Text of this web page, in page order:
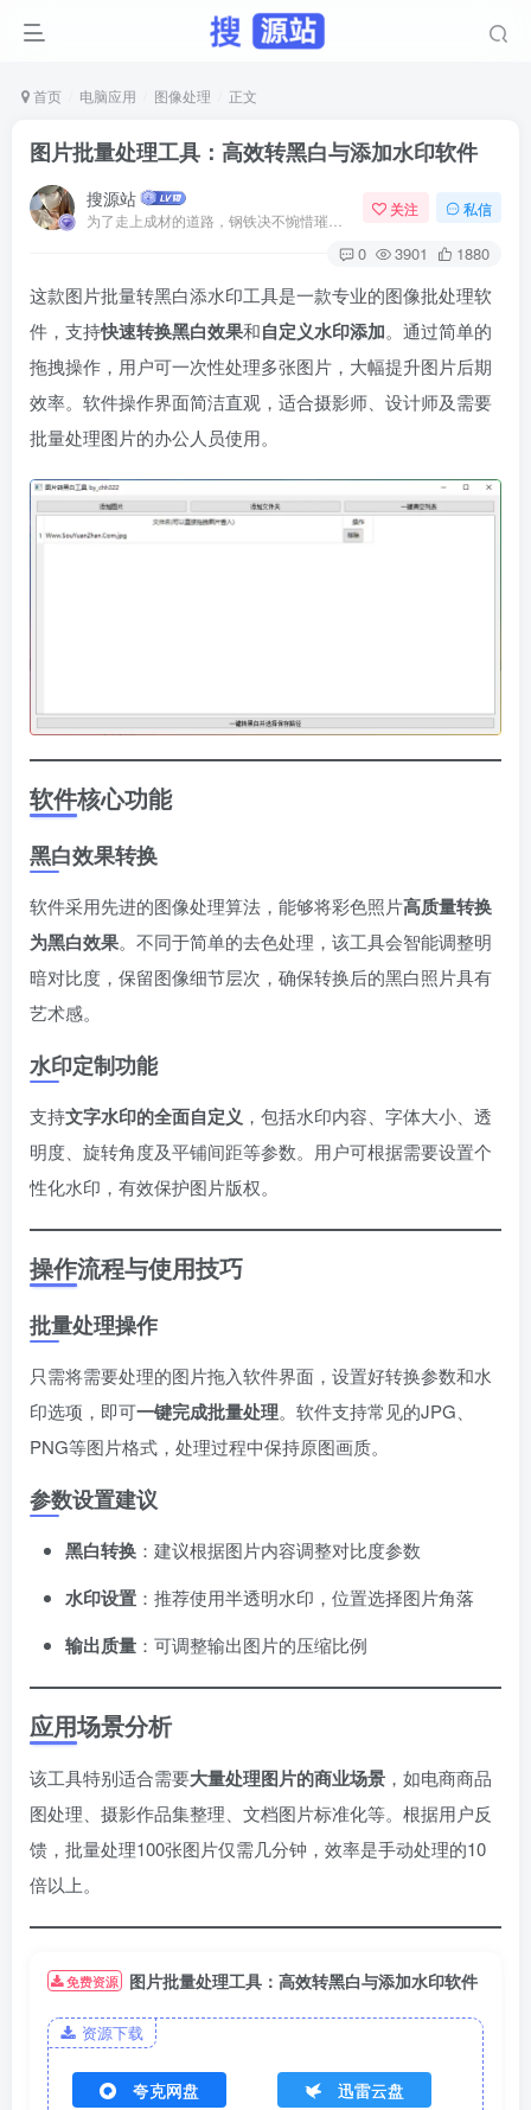
首页 电脑应用 图像处理 正文
图片批量处理工具：高效转黑白与添加水印软件
搜源站 关注 私信
0 3901 1880
这款图片批量转黑白添水印工具是一款专业的图像批处理软
件，支持​​快速转换黑白效果​​和​​自定义水印添加​​。通过简单的
拖拽操作，用户可一次性处理多张图片，大幅提升图片后期
效率。软件操作界面简洁直观，适合摄影师、设计师及需要
批量处理图片的办公人员使用。
软件核心功能
黑白效果转换
软件采用先进的图像处理算法，能够将彩色照片​​高质量转换
为黑白效果​​。不同于简单的去色处理，该工具会智能调整明
暗对比度，保留图像细节层次，确保转换后的黑白照片具有
艺术感。
水印定制功能
支持​​文字水印的全面自定义​ ​，包括水印内容、字体大小、透
明度、旋转角度及平铺间距等参数。用户可根据需要设置个
性化水印，有效保护图片版权。
操作流程与使用技巧
批量处理操作
只需将需要处理的图片拖入软件界面，设置好转换参数和水
印选项，即可​​一键完成批量处理​​。软件支持常见的JPG、
PNG等图片格式，处理过程中保持原图画质。
参数设置建议
​黑白转换​ ​：建议根据图片内容调整对比度参数
​水印设置​ ​：推荐使用半透明水印，位置选择图片角落
​输出质量​ ​：可调整输出图片的压缩比例
应用场景分析
该工具特别适合需要​​大量处理图片的商业场景​ ​，如电商商品
图处理、摄影作品集整理、文档图片标准化等。根据用户反
馈，批量处理100张图片仅需几分钟，效率是手动处理的10
倍以上。
免费资源 图片批量处理工具：高效转黑白与添加水印软件
资源下载
夸克网盘 迅雷云盘